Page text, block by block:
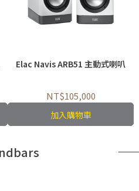
Elac Navis ARB51 主動式喇叭
NT$105,000
加入購物車